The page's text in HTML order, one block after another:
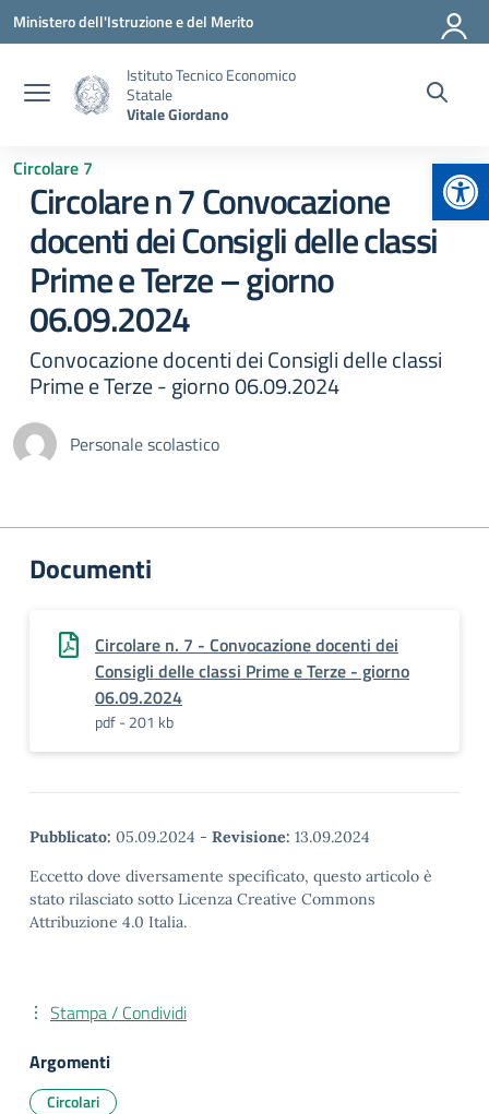
Vai ai contenuti
Vai al menu di navigazione
Vai al footer
Ministero dell'Istruzione e del Merito
Istituto Tecnico Economico
Statale
Vitale Giordano
Circolare 7
Circolare n 7 Convocazione
docenti dei Consigli delle classi
Prime e Terze – giorno
06.09.2024
Convocazione docenti dei Consigli delle classi
Prime e Terze - giorno 06.09.2024
Personale scolastico
Documenti
Circolare n. 7 - Convocazione docenti dei
Consigli delle classi Prime e Terze - giorno
06.09.2024
pdf - 201 kb
Pubblicato: 05.09.2024 - Revisione: 13.09.2024
Eccetto dove diversamente specificato, questo articolo è
stato rilasciato sotto Licenza Creative Commons
Attribuzione 4.0 Italia.
Stampa / Condividi
Argomenti
Circolari